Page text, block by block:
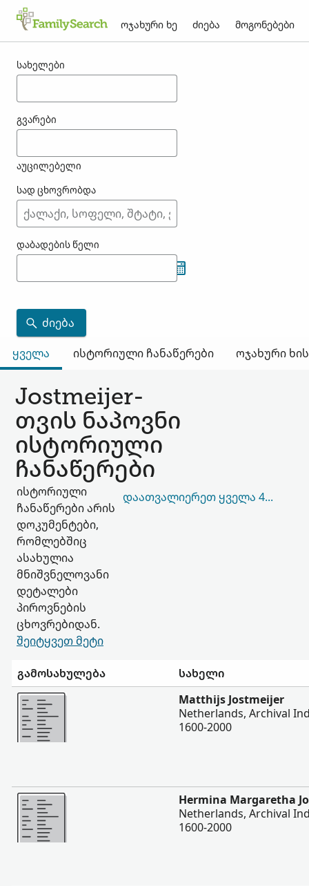
ოჯახური ხე ძიება მოგონებები
სახელები
გვარები
აუცილებელი
სად ცხოვრობდა
დაბადების წელი
ᲫᲘᲔᲑᲐ
ყველა
ისტორიული ჩანაწერები ოჯახური
Jostmeijer-
თვის ნაპოვნი
ისტორიული
ჩანაწერები
ისტორიული
ჩანაწერები არის
დოკუმენტები,
რომლებშიც
ასახულია
მნიშვნელოვანი
დეტალები
პიროვნების
ცხოვრებიდან.
შეიტყვეთ მეტი
ᲓᲐᲐᲗᲕᲐᲚᲘᲔᲠᲔᲗ ᲧᲕᲔᲚᲐ 40,197
გამოსახულება
სახელი
შევიტყოთ მეტი
Matthijs Jostmeijer
Netherlands, Archival
1600-2000
შევიტყოთ მეტი
Hermina Margaretha
Netherlands, Archival
1600-2000